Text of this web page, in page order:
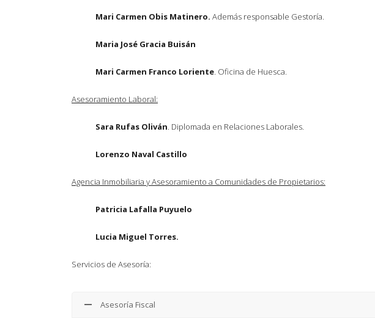
Mari Carmen Obis Matinero. Además responsable Gestoría.
Maria José Gracia Buisán
Mari Carmen Franco Loriente . Oficina de Huesca.
Asesoramiento Laboral:
Sara Rufas Oliván . Diplomada en Relaciones Laborales.
Lorenzo Naval Castillo
Agencia Inmobiliaria y Asesoramiento a Comunidades de Propietarios:
Patricia Lafalla Puyuelo
Lucia Miguel Torres.
Servicios de Asesoría:
Asesoría Fiscal